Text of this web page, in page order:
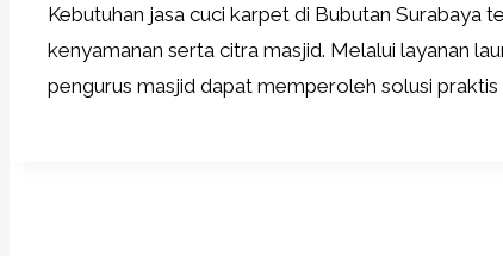
Kebutuhan jasa cuci karpet di Bubutan Surabaya
kenyamanan serta citra masjid. Melalui layanan
pengurus masjid dapat memperoleh solusi